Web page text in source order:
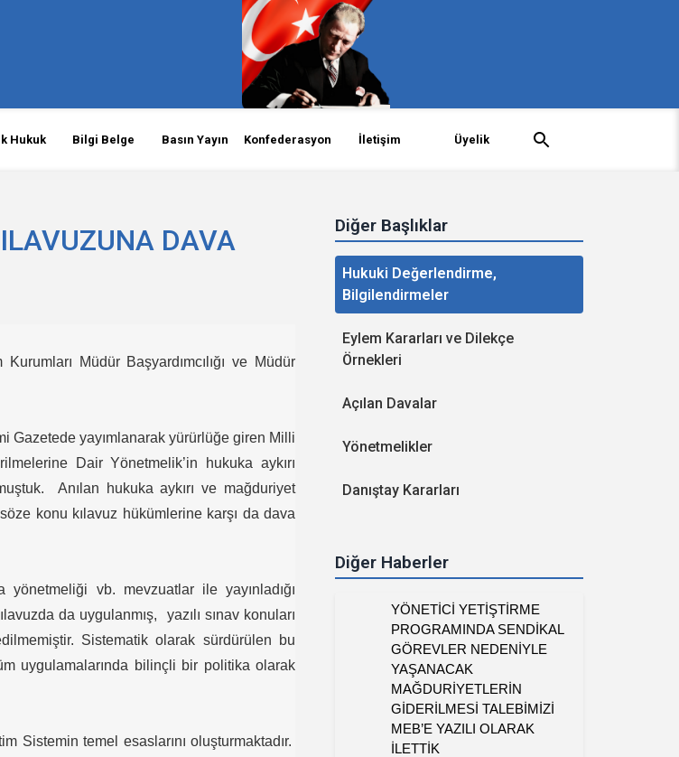
Hukuk Bilgi Belge Basın Yayın Konfederasyon İletişim Üyelik
Diğer Başlıklar
Hukuki Değerlendirme,
Bilgilendirmeler
Eylem Kararları ve Dilekçe
Örnekleri
Açılan Davalar
Yönetmelikler
Danıştay Kararları
Diğer Haberler
YÖNETİCİ YETİŞTİRME
PROGRAMINDA SENDİKAL
GÖREVLER NEDENİYLE
YAŞANACAK
MAĞDURİYETLERİN
GİDERİLMESİ TALEBİMİZİ
MEB’E YAZILI OLARAK
İLETTİK
DAVA
Müdür Başyardımcılığı ve Müdür
Gazetede yayımlanarak yürürlüğe giren Milli
Dair Yönetmelik’in hukuka aykırı
Anılan hukuka aykırı ve mağduriyet
konu kılavuz hükümlerine karşı da dava
yönetmeliği vb. mevzuatlar ile yayınladığı
da uygulanmış, yazılı sınav konuları
Sistematik olarak sürdürülen bu
uygulamalarında bilinçli bir politika olarak
Sistemin temel esaslarını oluşturmaktadır.